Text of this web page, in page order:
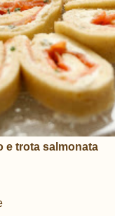
e trota salmonata